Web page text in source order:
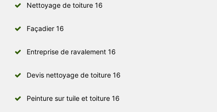
Nettoyage de toiture 16
Façadier 16
Entreprise de ravalement 16
Devis nettoyage de toiture 16
Peinture sur tuile et toiture 16